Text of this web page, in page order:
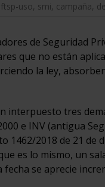
ftsp-uso, smi, campaña,
de Seguridad
que no están
la ley,
interpuesto tres
e INV (antigua
1462/2018 de 21
es lo mismo, un
fecha se aprecie